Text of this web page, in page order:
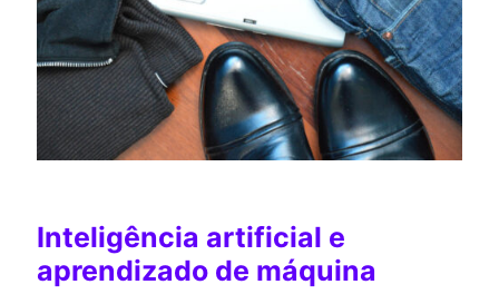
Inteligência artificial e
aprendizado de máquina